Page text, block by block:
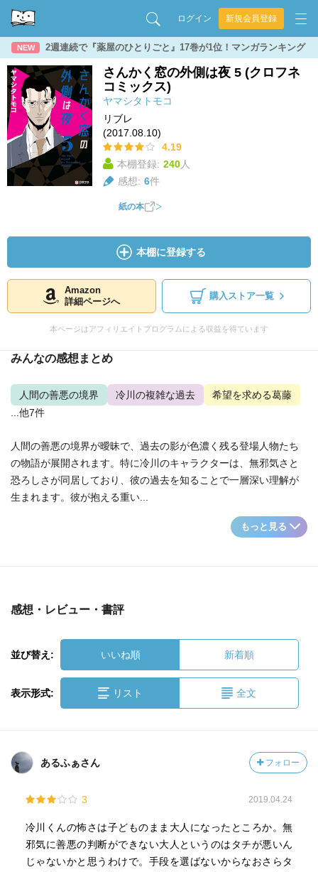
ログイン 新規会員登録
NEW 2週連続で『薬屋のひとりごと』17巻が1位！マンガランキング
さんかく窓の外側は夜 5 (クロフネ
コミックス)
ヤマシタトモコ
リブレ
(2017.08.10)
4.19
本棚登録: 240人
感想: 6件
紙の本
本棚に登録する
Amazon
詳細ページへ
購入ストア一覧
本ページはアフィリエイトプログラムによる収益を得ています
みんなの感想まとめ
人間の善悪の境界 冷川の複雑な過去
希望を求める葛藤
...他7件
人間の善悪の境界が曖昧で、過去の影が色濃く残る登場人物たち
の物語が展開されます。特に冷川のキャラクターは、無邪気さと
恐ろしさが同居しており、彼の過去を知ることで一層深い理解が
生まれます。彼が抱える重い...
もっと見る
感想・レビュー・書評
並び替え: いいね順 新着順
表示形式: リスト 全文
あるふぁさん フォロー
3 2019.04.24
冷川くんの怖さは子どものまま大人になったところか。無
邪気に善悪の判断ができない大人というのはタチが悪いん
じゃないかと思うわけで。手段を選ばないからなおさらタ